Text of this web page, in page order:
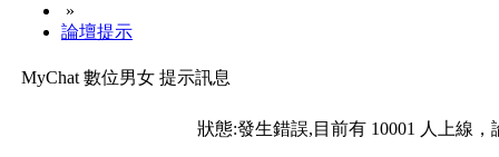
»
論壇提示
MyChat 數位男女 提示訊息
狀態:發生錯誤,目前有 10001 人上線